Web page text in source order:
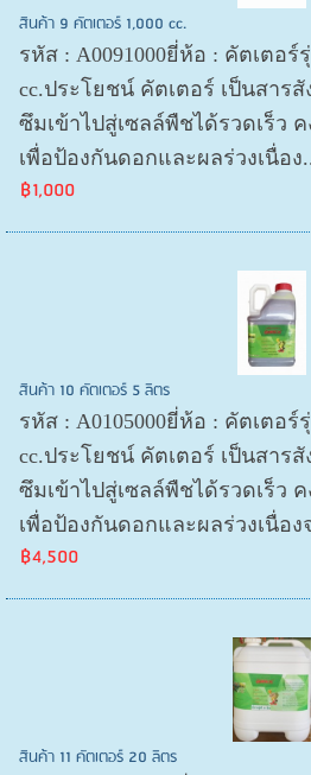
สินค้า 9 คัตเตอร์ 1,000 cc.
รหัส : A0091000ยี่ห้อ : คัตเตอร์
cc.ประโยชน์ คัตเตอร์ เป็นสาร
ซึมเข้าไปสู่เซลล์พืชได้รวดเร็ว
เพื่อป้องกันดอกและผลร่วงเนื่อง
฿1,000
สินค้า 10 คัตเตอร์ 5 ลิตร
รหัส : A0105000ยี่ห้อ : คัตเตอร์
cc.ประโยชน์ คัตเตอร์ เป็นสาร
ซึมเข้าไปสู่เซลล์พืชได้รวดเร็ว
เพื่อป้องกันดอกและผลร่วงเนื่อง
฿4,500
สินค้า 11 คัตเตอร์ 20 ลิตร